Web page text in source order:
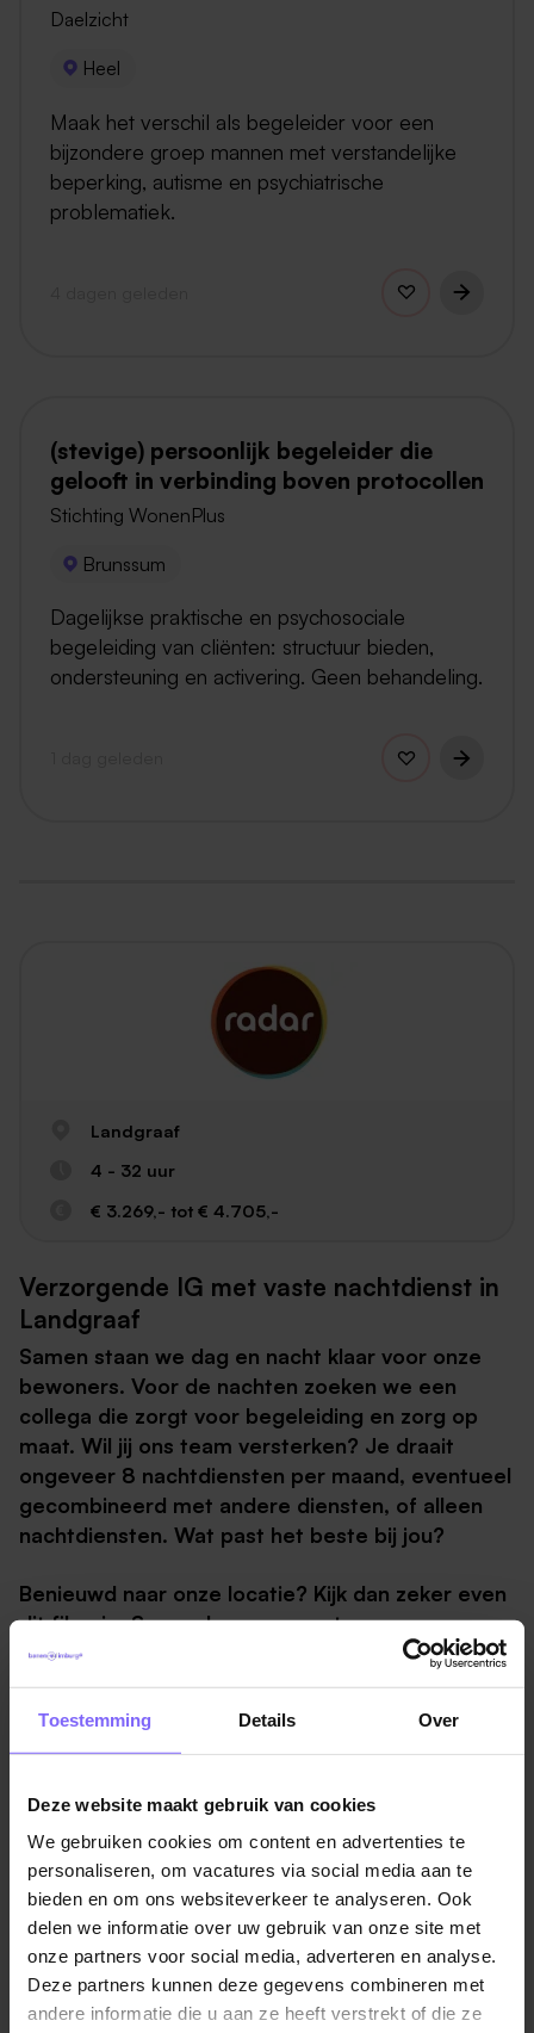
Toestemming Details Over
Deze website maakt gebruik van cookies
We gebruiken cookies om content en advertenties te
personaliseren, om vacatures via social media aan te
bieden en om ons websiteverkeer te analyseren. Ook
delen we informatie over uw gebruik van onze site met
onze partners voor social media, adverteren en analyse.
Deze partners kunnen deze gegevens combineren met
andere informatie die u aan ze heeft verstrekt of die ze
Daelzicht
Heel
Maak het verschil als begeleider voor een
bijzondere groep mannen met verstandelijke
beperking, autisme en psychiatrische
problematiek.
(stevige) persoonlijk begeleider die
gelooft in verbinding boven protocollen
Stichting WonenPlus
Brunssum
Dagelijkse praktische en psychosociale
begeleiding van cliënten: structuur bieden,
ondersteuning en activering. Geen behandeling.
Landgraaf
4 - 32 uur
€ 3.269,- tot € 4.705,-
Verzorgende IG met vaste nachtdienst in
Landgraaf
Samen staan we dag en nacht klaar voor onze
bewoners. Voor de nachten zoeken we een
collega die zorgt voor begeleiding en zorg op
maat. Wil jij ons team versterken? Je draait
ongeveer 8 nachtdiensten per maand, eventueel
gecombineerd met andere diensten, of alleen
nachtdiensten. Wat past het beste bij jou?
Benieuwd naar onze locatie? Kijk dan zeker even
dit filmpje:Samen bouwen aan topzorg op
Willem II
tussen beperking en mogelijkheid. Kijk jij, net als wij,
voorbij de buitenkant? En geef je iemand het
vertrouwen en de ruimte om persoonlijk te groeien?
Dan beleef je samen mooie momenten. Dat is
waarvoor wij het doen bij Radar. En jij hopelijk ook.
Als verzorgende IG met vaste nachtdiensten help je
de bewoner met zijn of haar specifieke